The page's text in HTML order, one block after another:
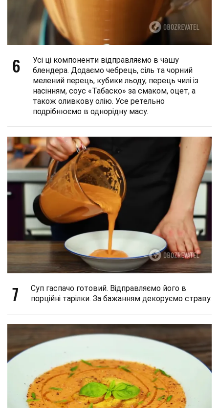
6
Усі ці компоненти відправляємо в чашу
блендера. Додаємо чебрець, сіль та чорний
мелений перець, кубики льоду, перець чилі із
насінням, соус «Табаско» за смаком, оцет, а
також оливкову олію. Усе ретельно
подрібнюємо в однорідну масу.
7
Суп гаспачо готовий. Відправляємо його в
порційні тарілки. За бажанням декоруємо страву.